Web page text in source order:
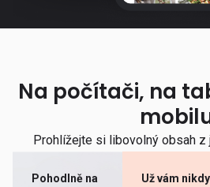
Na počítači, na
Prohlížejte si libovolný obsah
Pohodlně na
Už vám nikdy